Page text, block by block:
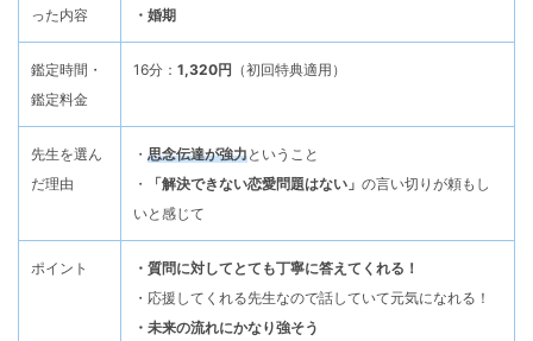
った内容
・婚期
鑑定時間・
鑑定料金
16分： 1,320円 （初回特典適用）
先生を選ん
だ理由
・ 思念伝達が強力ということ
・
「解決できない恋愛問題はない」 の言い切りが頼もし
いと感じて
ポイント
・質問に対してとても丁寧に答えてくれる！
・応援してくれる先生なので話していて元気になれる！
・未来の流れにかなり強そう